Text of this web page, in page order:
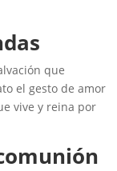
que
el gesto de amor
vive y reina por